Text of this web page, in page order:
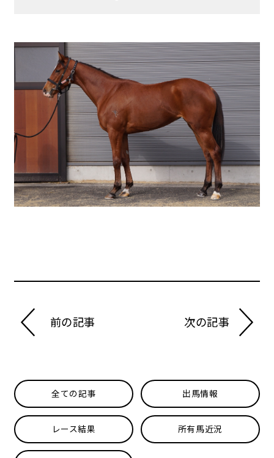
前の記事 次の記事
全ての記事 出馬情報
レース結果 所有馬近況